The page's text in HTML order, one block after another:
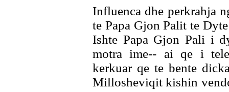
Influenca dhe perkrahja
te Papa Gjon Palit te
Ishte Papa Gjon Pali i
motra ime-- ai qe i
kerkuar qe te bente
Millosheviqit kishin